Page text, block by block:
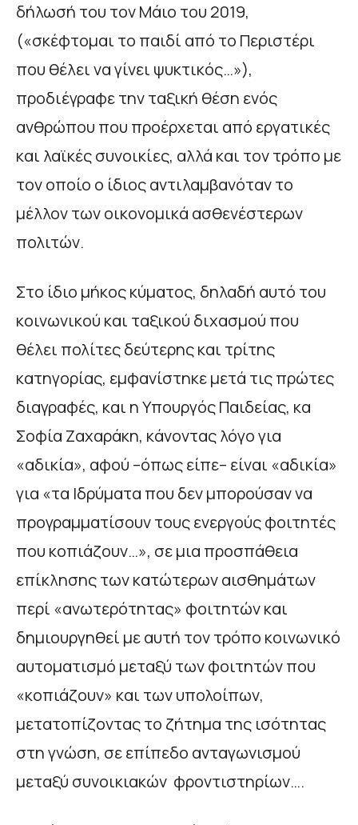
δήλωσή του τον Μάιο του 2019,
(«σκέφτομαι το παιδί από το Περιστέρι
που θέλει να γίνει ψυκτικός…»),
προδιέγραφε την ταξική θέση ενός
ανθρώπου που προέρχεται από εργατικές
και λαϊκές συνοικίες, αλλά και τον τρόπο με
τον οποίο ο ίδιος αντιλαμβανόταν το
μέλλον των οικονομικά ασθενέστερων
πολιτών.
Στο ίδιο μήκος κύματος, δηλαδή αυτό του
κοινωνικού και ταξικού διχασμού που
θέλει πολίτες δεύτερης και τρίτης
κατηγορίας, εμφανίστηκε μετά τις πρώτες
διαγραφές, και η Υπουργός Παιδείας, κα
Σοφία Ζαχαράκη, κάνοντας λόγο για
«αδικία», αφού –όπως είπε– είναι «αδικία»
για «τα Ιδρύματα που δεν μπορούσαν να
προγραμματίσουν τους ενεργούς φοιτητές
που κοπιάζουν…», σε μια προσπάθεια
επίκλησης των κατώτερων αισθημάτων
περί «ανωτερότητας» φοιτητών και
δημιουργηθεί με αυτή τον τρόπο κοινωνικό
αυτοματισμό μεταξύ των φοιτητών που
«κοπιάζουν» και των υπολοίπων,
μετατοπίζοντας το ζήτημα της ισότητας
στη γνώση, σε επίπεδο ανταγωνισμού
μεταξύ συνοικιακών φροντιστηρίων….